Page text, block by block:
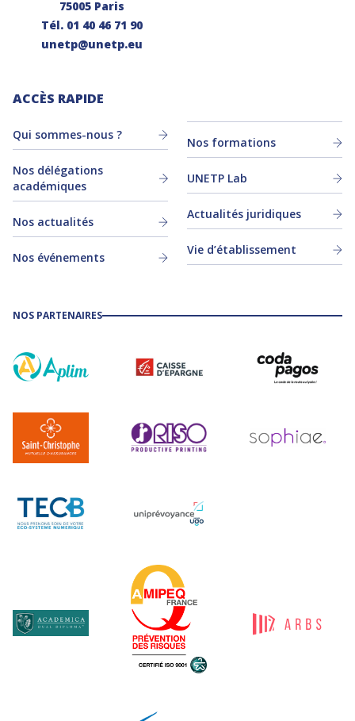
75005 Paris
Tél. 01 40 46 71 90
unetp@unetp.eu
ACCÈS RAPIDE
Qui sommes-nous ?
Nos délégations
académiques
Nos actualités
Nos événements
Nos formations
UNETP Lab
Actualités juridiques
Vie d’établissement
NOS PARTENAIRES